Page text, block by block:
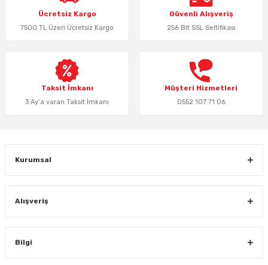
Ürün açıklamasında eksik bilgiler bulunuyor.
Ürün bilgilerinde hatalar bulunuyor.
Bu ürüne benzer farklı alternatifler olmalı.
Ücretsiz Kargo
7500 TL Üzeri Ücretsiz Kargo
Güvenli Alışveriş
256 Bit SSL Seltifikası
Taksit İmkanı
3 Ay’a varan Taksit İmkanı
Müşteri Hizmetleri
0552 107 71 06
Kurumsal
Alışveriş
Bilgi